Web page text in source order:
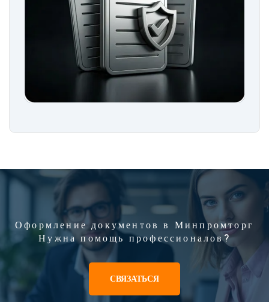
Оформление документов в Минпромторг
Нужна помощь профессионалов?
СВЯЗАТЬСЯ